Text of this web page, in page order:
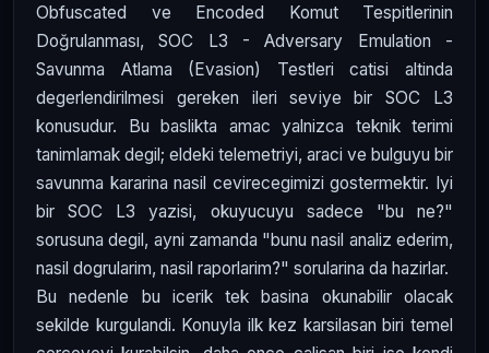
Obfuscated ve Encoded Komut Tespitlerinin
Doğrulanması, SOC L3 - Adversary Emulation -
Savunma Atlama (Evasion) Testleri catisi altinda
degerlendirilmesi gereken ileri seviye bir SOC L3
konusudur. Bu baslikta amac yalnizca teknik terimi
tanimlamak degil; eldeki telemetriyi, araci ve bulguyu bir
savunma kararina nasil cevirecegimizi gostermektir. Iyi
bir SOC L3 yazisi, okuyucuyu sadece "bu ne?"
sorusuna degil, ayni zamanda "bunu nasil analiz ederim,
nasil dogrularim, nasil raporlarim?" sorularina da hazirlar.
Bu nedenle bu icerik tek basina okunabilir olacak
sekilde kurgulandi. Konuyla ilk kez karsilasan biri temel